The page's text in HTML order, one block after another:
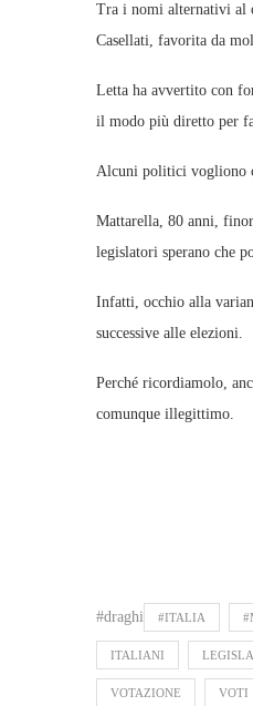
Tra i nomi alternativi al
Casellati, favorita da
Letta ha avvertito con
il modo più diretto per
Alcuni politici vogliono
Mattarella, 80 anni,
legislatori sperano che
Infatti, occhio alla
successive alle elezioni.
Perché ricordiamolo,
comunque illegittimo.
#draghi #ITALIA
ITALIANI
VOTAZIONE VOTI